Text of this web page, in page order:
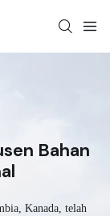
Bahan
Kanada, telah